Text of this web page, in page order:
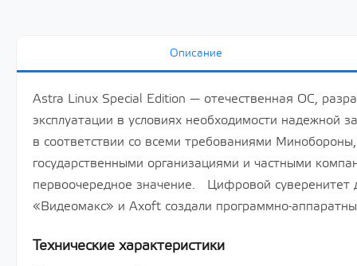
Описание
Astra Linux Special Edition — отечественная ОС,
эксплуатации в условиях необходимости
в соответствии со всеми требованиями
государственными организациями и частными
первоочередное значение. Цифровой суверенитет
«Видеомакс» и Axoft создали программно-
Технические характеристики